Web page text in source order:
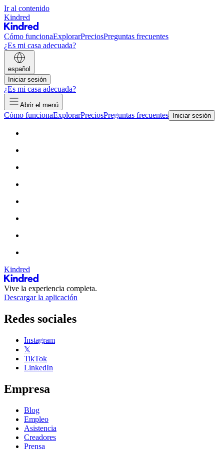
Ir al contenido
Kindred
Cómo funcionaExplorarPreciosPreguntas frecuentes
¿Es mi casa adecuada?
español
Iniciar sesión
¿Es mi casa adecuada?
Abrir el menú
Cómo funcionaExplorarPreciosPreguntas frecuentes Iniciar sesión
Kindred
Vive la experiencia completa.
Descargar la aplicación
Redes sociales
Instagram
𝕏
TikTok
LinkedIn
Empresa
Blog
Empleo
Asistencia
Creadores
Prensa